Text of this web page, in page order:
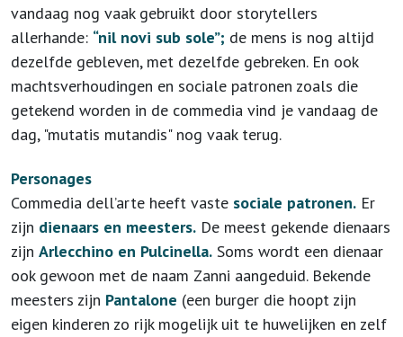
vandaag nog vaak gebruikt door storytellers
allerhande: “nil novi sub sole”; de mens is nog altijd
dezelfde gebleven, met dezelfde gebreken. En ook
machtsverhoudingen en sociale patronen zoals die
getekend worden in de commedia vind je vandaag de
dag, "mutatis mutandis" nog vaak terug.
Personages
Commedia dell’arte heeft vaste sociale patronen. Er
zijn dienaars en meesters. De meest gekende dienaars
zijn Arlecchino en Pulcinella. Soms wordt een dienaar
ook gewoon met de naam Zanni aangeduid. Bekende
meesters zijn Pantalone (een burger die hoopt zijn
eigen kinderen zo rijk mogelijk uit te huwelijken en zelf